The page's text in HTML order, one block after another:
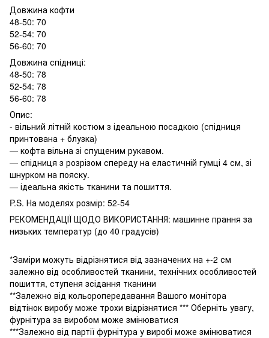
Довжина кофти
48-50: 70
52-54: 70
56-60: 70
Довжина спідниці:
48-50: 78
52-54: 78
56-60: 78
Опис:
- вільний літній костюм з ідеальною посадкою (спідниця
принтована + блузка)
— кофта вільна зі спущеним рукавом.
— спідниця з розрізом спереду на еластичній гумці 4 см, зі
шнурком на пояску.
— ідеальна якість тканини та пошиття.
P.S. На моделях розмір: 52-54
РЕКОМЕНДАЦІЇ ЩОДО ВИКОРИСТАННЯ: машинне прання за
низьких температур (до 40 градусів)
*Заміри можуть відрізнятися від зазначених на +-2 см
залежно від особливостей тканини, технічних особливостей
пошиття, ступеня зсідання тканини
**Залежно від кольоропередавання Вашого монітора
відтінок виробу може трохи відрізнятися *** Оберніть увагу,
фурнітура за виробом може змінюватися
***Залежно від партії фурнітура у виробі може змінюватися